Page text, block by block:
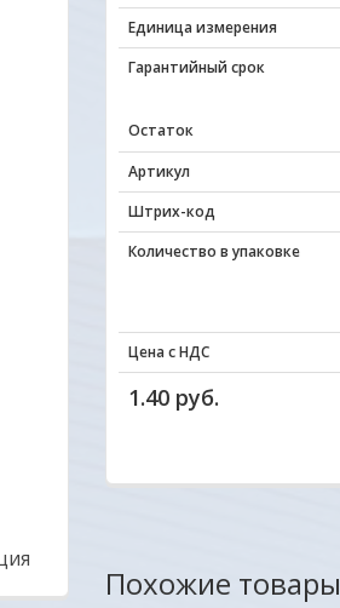
Единица измерения
Гарантийный срок
Остаток
Артикул
Штрих-код
Количество в упаковке
Цена с НДС
1.40 руб.
Похожие товары